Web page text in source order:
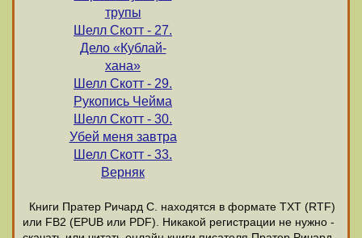
трупы
Шелл Скотт - 27.
Дело «Кублай-
хана»
Шелл Скотт - 29.
Рукопись Чейма
Шелл Скотт - 30.
Убей меня завтра
Шелл Скотт - 33.
Верняк
Книги Пратер Ричард С. находятся в формате ТХТ (RTF)
или FB2 (EPUB или PDF). Никакой регистрации не нужно -